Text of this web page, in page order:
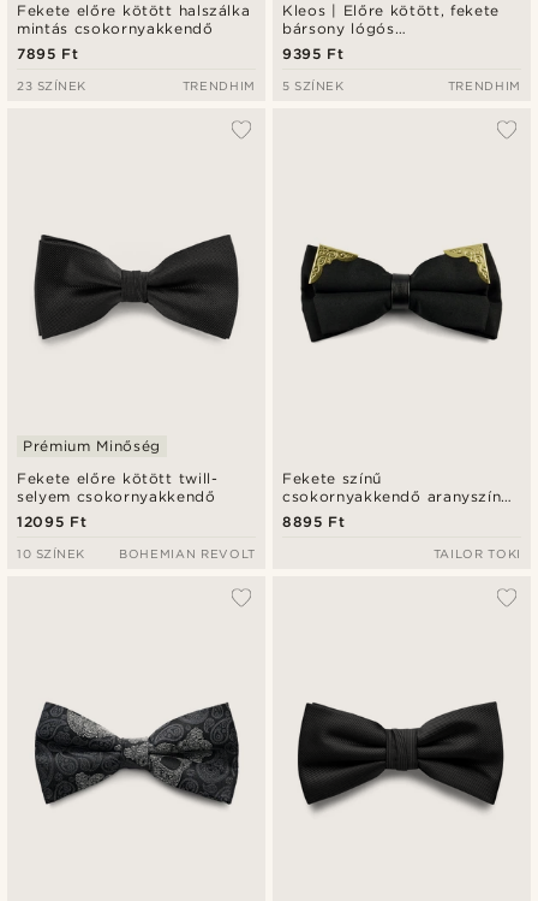
Fekete előre kötött halszálka
mintás csokornyakkendő
7895 Ft
23 SZÍNEK TRENDHIM
Kleos | Előre kötött, fekete
bársony lógós
csokornyakkendő
9395 Ft
5 SZÍNEK TRENDHIM
Fekete előre kötött twill-
selyem csokornyakkendő
Prémium Minőség
12095 Ft
10 SZÍNEK BOHEMIAN REVOLT
Fekete színű
csokornyakkendő aranyszínű
díszítéssel
8895 Ft
TAILOR TOKI